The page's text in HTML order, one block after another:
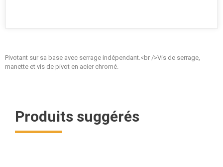
Pivotant sur sa base avec serrage indépendant.<br />Vis de serrage,
manette et vis de pivot en acier chromé.
Produits suggérés